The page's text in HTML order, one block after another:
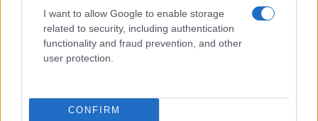
I want to allow Google to enable storage
related to security, including authentication
functionality and fraud prevention, and other
user protection.
CONFIRM